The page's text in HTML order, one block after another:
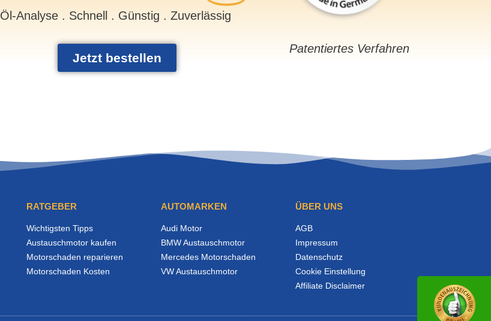
Öl-Analyse . Schnell . Günstig . Zuverlässig
Jetzt bestellen
Patentiertes Verfahren
RATGEBER
Wichtigsten Tipps
Austauschmotor kaufen
Motorschaden reparieren
Motorschaden Kosten
AUTOMARKEN
Audi Motor
BMW Austauschmotor
Mercedes Motorschaden
VW Austauschmotor
ÜBER UNS
AGB
Impressum
Datenschutz
Cookie Einstellung
Affiliate Disclaimer